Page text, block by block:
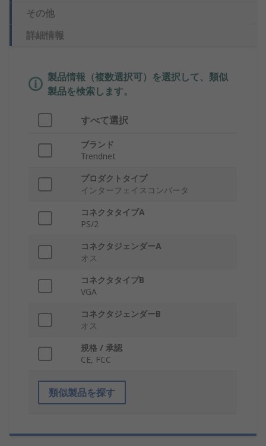
その他
詳細情報
製品情報（複数選択可）を選択して、類似
製品を検索します。
すべて選択
ブランド
Trendnet
プロダクトタイプ
インターフェイスコンバータ
コネクタタイプA
PS/2
コネクタジェンダーA
オス
コネクタタイプB
VGA
コネクタジェンダーB
オス
規格 / 承認
CE, FCC
類似製品を探す